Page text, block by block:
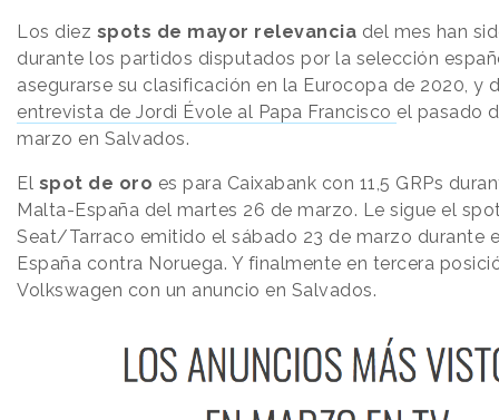
Los diez spots de mayor relevancia del mes han
durante los partidos disputados por la selección
asegurarse su clasificación en la Eurocopa de 2020, y
entrevista de Jordi Évole al Papa Francisco el pasado
marzo en Salvados.
El spot de oro es para Caixabank con 11,5 GRPs
Malta-España del martes 26 de marzo. Le sigue el
Seat/Tarraco emitido el sábado 23 de marzo durante
España contra Noruega. Y finalmente en tercera
Volkswagen con un anuncio en Salvados.